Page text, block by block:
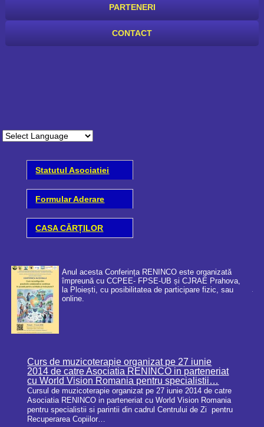
PARTENERI
CONTACT
Statutul Asociatiei
Formular Aderare
CASA CĂRȚILOR
Anul acesta Conferința RENINCO este organizată
împreună cu CCPEE- FPSE-UB și CJRAE Prahova,
la Ploiești, cu posibilitatea de participare fizic, sau
online.
Curs de muzicoterapie organizat pe 27 iunie
2014 de catre Asociatia RENINCO in parteneriat
cu World Vision Romania pentru specialistii…
Cursul de muzicoterapie organizat pe 27 iunie 2014 de catre
Asociatia RENINCO in parteneriat cu World Vision Romania
pentru specialistii si parintii din cadrul Centrului de Zi pentru
Recuperarea Copiilor…